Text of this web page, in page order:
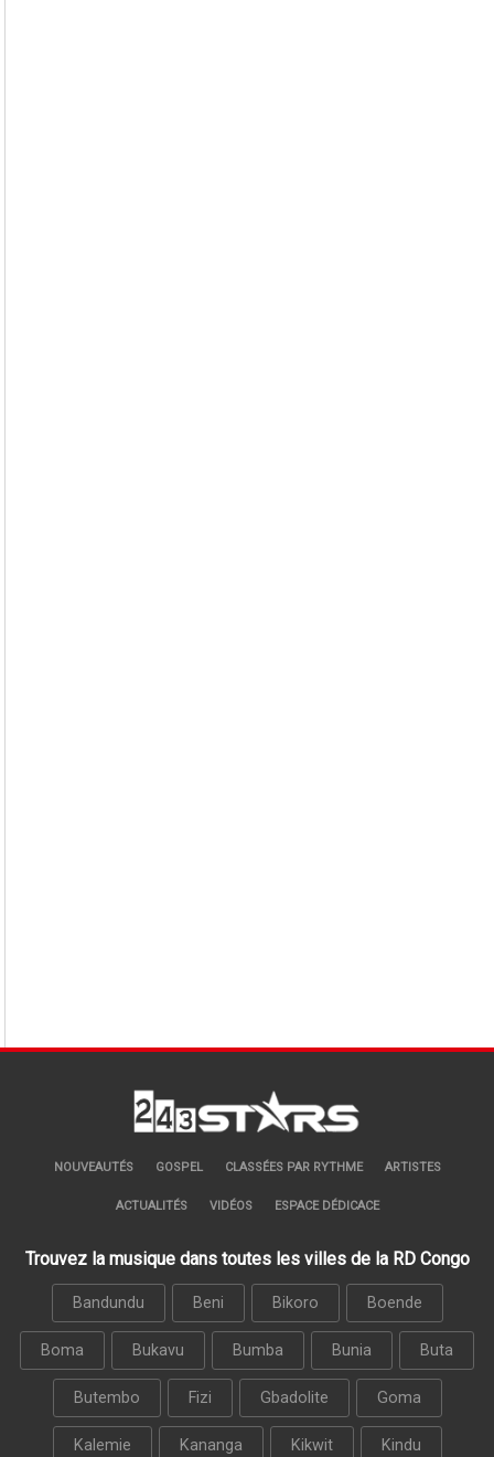
NOUVEAUTÉS GOSPEL CLASSÉES PAR RYTHME ARTISTES
ACTUALITÉS VIDÉOS ESPACE DÉDICACE
Trouvez la musique dans toutes les villes de la RD Congo
Bandundu Beni Bikoro Boende
Boma Bukavu Bumba Bunia Buta
Butembo Fizi Gbadolite Goma
Kalemie Kananga Kikwit Kindu